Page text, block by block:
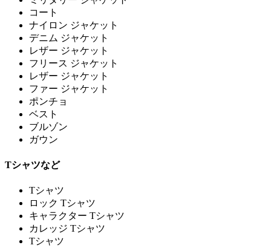
コート
ナイロン ジャケット
デニム ジャケット
レザー ジャケット
フリース ジャケット
レザー ジャケット
ファー ジャケット
ポンチョ
ベスト
ブルゾン
ガウン
Tシャツなど
Tシャツ
ロック Tシャツ
キャラクター Tシャツ
カレッジ Tシャツ
Tシャツ